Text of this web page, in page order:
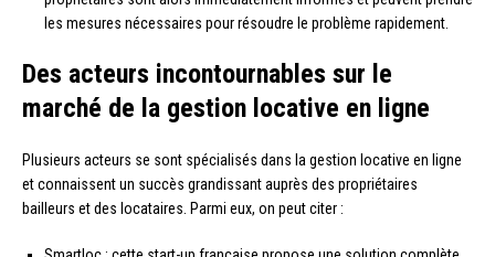
les mesures nécessaires pour résoudre le problème rapidement.
Des acteurs incontournables sur le
marché de la gestion locative en ligne
Plusieurs acteurs se sont spécialisés dans la gestion locative en ligne
et connaissent un succès grandissant auprès des propriétaires
bailleurs et des locataires. Parmi eux, on peut citer :